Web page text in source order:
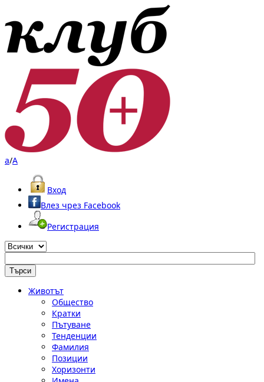
a/A
Вход
Влез чрез Facebook
Регистрация
Животът
Общество
Кратки
Пътуване
Тенденции
Фамилия
Позиции
Хоризонти